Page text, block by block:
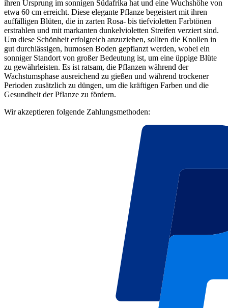
ihren Ursprung im sonnigen Südafrika hat und eine Wuchshöhe von
etwa 60 cm erreicht. Diese elegante Pflanze begeistert mit ihren
auffälligen Blüten, die in zarten Rosa- bis tiefvioletten Farbtönen
erstrahlen und mit markanten dunkelvioletten Streifen verziert sind.
Um diese Schönheit erfolgreich anzuziehen, sollten die Knollen in
gut durchlässigen, humosen Boden gepflanzt werden, wobei ein
sonniger Standort von großer Bedeutung ist, um eine üppige Blüte
zu gewährleisten. Es ist ratsam, die Pflanzen während der
Wachstumsphase ausreichend zu gießen und während trockener
Perioden zusätzlich zu düngen, um die kräftigen Farben und die
Gesundheit der Pflanze zu fördern.
Wir akzeptieren folgende Zahlungsmethoden: